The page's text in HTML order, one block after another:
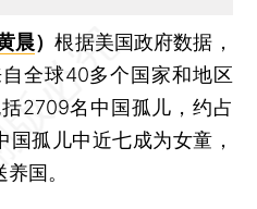
晨）根据美国政府数据，
全球40多个国家和地区
2709名中国孤儿，约占
国孤儿中近七成为女童，
国。